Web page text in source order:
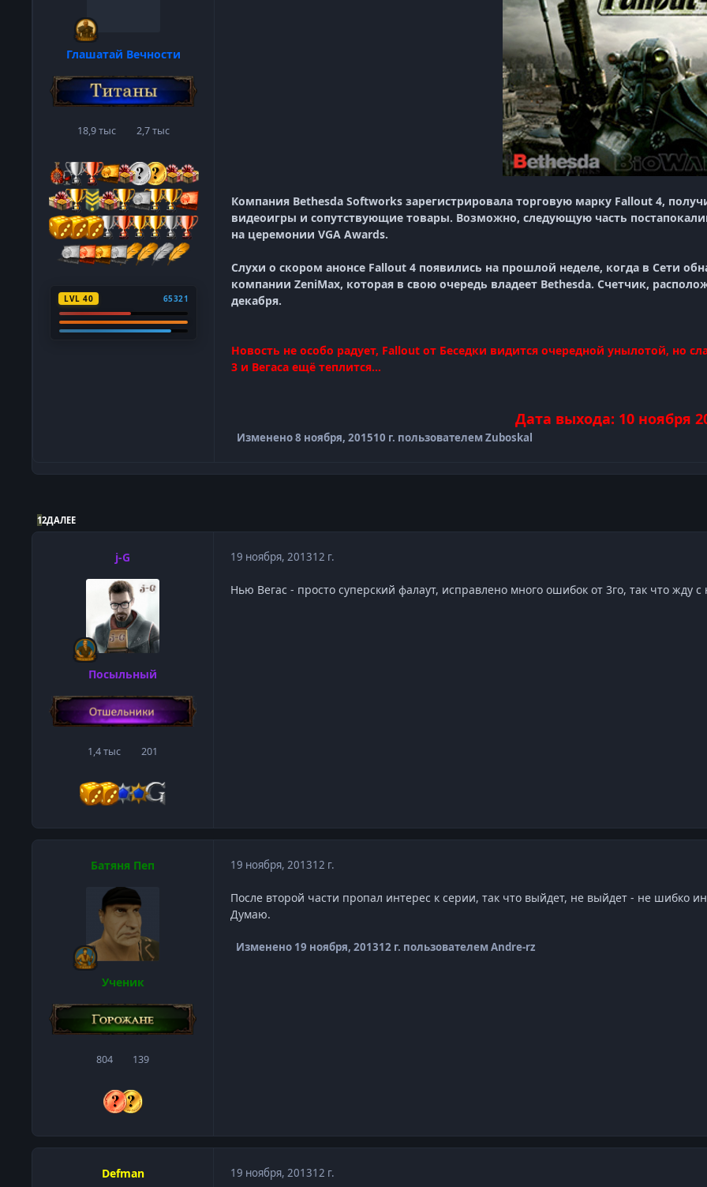
Глашатай Вечности
18,9 тыссообщения2,7 тысРепутация
LVL 40 65321
Компания Bethesda Softworks зарегистрировала торговую марку Fallout 4,
видеоигры и сопутствующие товары. Возможно, следующую часть
на церемонии VGA Awards.
Слухи о скором анонсе Fallout 4 появились на прошлой неделе, когда в Сети
компании ZeniMax, которая в свою очередь владеет Bethesda. Счетчик,
декабря.
Новость не особо радует, Fallout от Беседки видится очередной унылотой, но
3 и Вегаса ещё теплится...
Дата выхода: 10 ноября
Изменено8 ноября, 201510 г. пользователем Zuboskal
12ДАЛЕЕ
j-G
Посыльный
1,4 тыссообщения
201Репутация
19 ноября, 201312 г.
Нью Вегас - просто суперский фалаут, исправлено много ошибок от 3го, так что жду
Батяня Пеп
Ученик
804сообщения
139Репутация
19 ноября, 201312 г.
После второй части пропал интерес к серии, так что выйдет, не выйдет - не шибко
Думаю.
Изменено 19 ноября, 201312 г. пользователем Andre-rz
Defman 19 ноября, 201312 г.